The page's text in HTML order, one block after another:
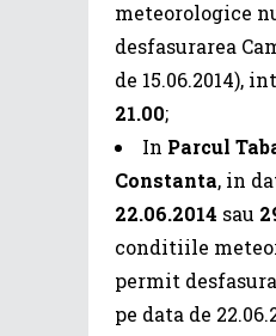
meteorologice
desfasurarea
de 15.06.2014),
21.00;
In Parcul
Constanta, in
22.06.2014 sau
conditiile
permit
pe data de